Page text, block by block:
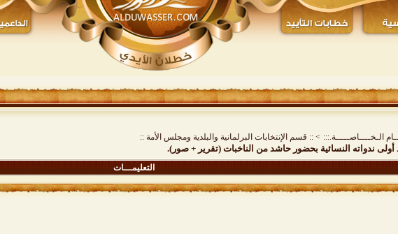
الـخــــاصـــــة.::: > :: قسم الإنتخابات البرلمانية والبلدية ومجلس الأمة ::
ندواته النسائية بحضور حاشد من الناخبات (تقرير + صور).
التعليمـــات